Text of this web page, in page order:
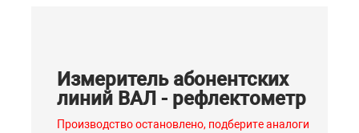
Измеритель абонентских
линий ВАЛ - рефлектометр
Производство остановлено, подберите аналоги